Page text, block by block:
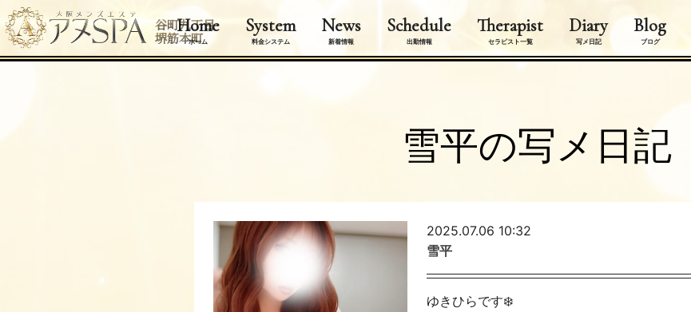
谷町九丁目
堺筋本町
Home
ホーム
System
料金システム
News
新着情報
Schedule
出勤情報
Therapist
セラピスト一覧
Diary
写メ日記
Blog
ブログ
雪平の写メ日記
2025.07.06 10:32
雪平
ゆきひらです❄️